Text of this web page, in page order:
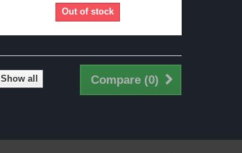
Out of stock
Compare (0)
Show all